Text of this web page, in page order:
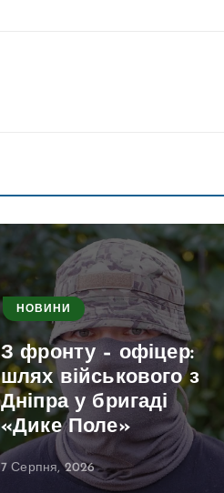
НОВИНИ
З фронту – офіцер:
шлях військового з
Дніпра у бригаді
«Дике Поле»
7 Серпня, 2026